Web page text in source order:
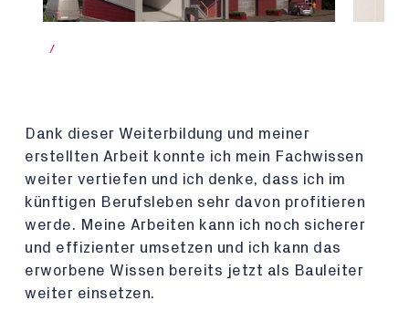
/
Dank dieser Weiterbildung und meiner
erstellten Arbeit konnte ich mein Fachwissen
weiter vertiefen und ich denke, dass ich im
künftigen Berufsleben sehr davon profitieren
werde. Meine Arbeiten kann ich noch sicherer
und effizienter umsetzen und ich kann das
erworbene Wissen bereits jetzt als Bauleiter
weiter einsetzen.